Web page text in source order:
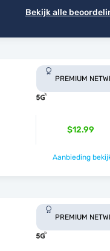
Bekijk alle
PREMIUM
$12.99
Aanbieding
PREMIUM